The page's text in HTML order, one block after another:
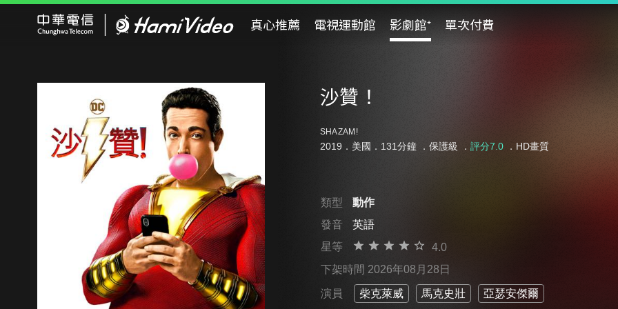
真心推薦 電視運動館 影劇館⁺ 單次付費
沙贊！
SHAZAM!
2019．美國．131分鐘 ． 保護級 ． 評分7.0．HD畫質
類型
動作
發音
英語
星等
4.0
下架時間 2026年08月28日
演員 柴克萊威 馬克史壯 亞瑟安傑爾